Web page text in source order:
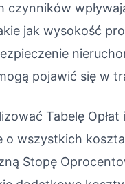
jak wysokość
pojawić się w
Tabelę
o wszystkich
Stopę